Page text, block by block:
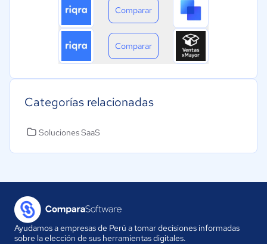
Comparar
Comparar
Categorías relacionadas
Soluciones SaaS
Ayudamos a empresas de Perú a tomar decisiones informadas
sobre la elección de sus herramientas digitales.